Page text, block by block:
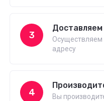
3
Доставляем
Осуществляем
адресу
4
Вы